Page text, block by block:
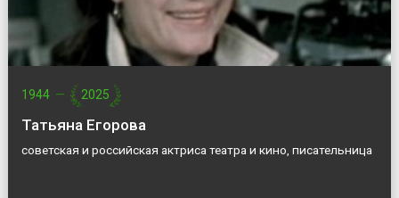
1944 — 2025
Татьяна Егорова
советская и российская актриса театра и кино, писательница